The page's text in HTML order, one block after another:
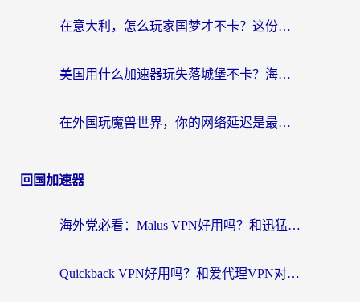
在意大利，怎么玩家国梦才不卡？这份终极加速指南请收好
美国用什么加速器玩失落城堡不卡？海外党亲测有效的国服游戏加速指南
在外国玩魔兽世界，你的网络延迟是最大的敌人
回国加速器
海外党必看：Malus VPN好用吗？和迅猛兔VPN对比哪个回国效果更好？附真实体验与避坑指南
Quickback VPN好用吗？和爱代理VPN对比哪个回国效果更好？